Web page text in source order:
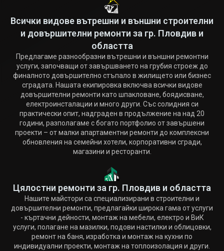
Всички видове вътрешни и външни строителни
и довършителни ремонти за гр. Пловдив и
областта
Предлагаме разнообразни вътрешни и външни ремонтни
услуги, започващи от завършването на грубия строеж до
финалното довършително стъпало в жилището или бизнес
сградата. Нашата екипировка включва всички видове
довършителни ремонти като шпакловане, боядисване,
електроинсталации и много други. Със солидния си
практически опит, надграден в продължение на над 20
години, разполагаме с богато портфолио от завършени
проекти – от малки апартаментни ремонти до комплексни
обновления на семейни хотели, корпоративни сгради,
магазини и ресторанти.
Цялостни ремонти за гр. Пловдив и областта
Нашите майстори са специализирани в строителни и
довършителни ремонти, предлагайки широка гама от услуги
- къртачни дейности, монтаж на мебели, електро и ВиК
услуги, полагане на мазилки, подови настилки и облицовки,
ремонт на баня, изработка и монтаж на кухни по
индивидуални проекти, монтаж на топлоизолация и други.